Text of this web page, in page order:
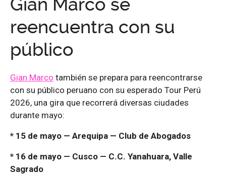
Gian Marco se
reencuentra con su
público
Gian Marco también se prepara para reencontrarse
con su público peruano con su esperado Tour Perú
2026, una gira que recorrerá diversas ciudades
durante mayo:
* 15 de mayo — Arequipa — Club de Abogados
* 16 de mayo — Cusco — C.C. Yanahuara, Valle
Sagrado